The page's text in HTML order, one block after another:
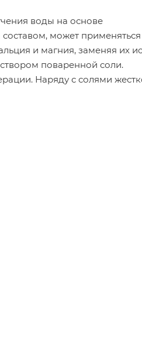
воды на основе
может применяться
и магния, заменяя их
поваренной соли.
Наряду с солями